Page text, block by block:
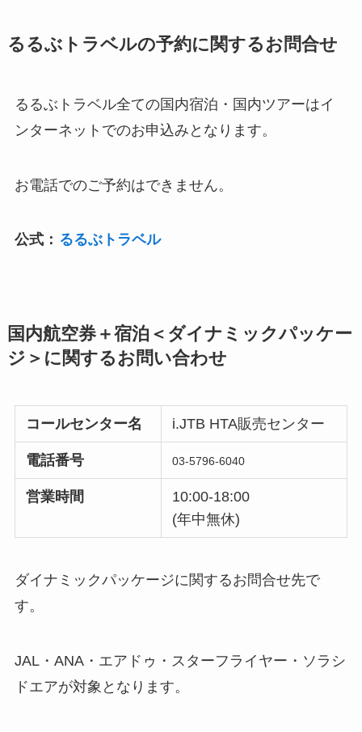
るるぶトラベルの予約に関するお問合せ
るるぶトラベル全ての国内宿泊・国内ツアーはイ
ンターネットでのお申込みとなります。
お電話でのご予約はできません。
公式： るるぶトラベル
国内航空券＋宿泊＜ダイナミックパッケー
ジ＞に関するお問い合わせ
コールセンター名 i.JTB HTA販売センター
電話番号 03-5796-6040
営業時間
10:00-18:00
(年中無休)
ダイナミックパッケージに関するお問合せ先で
す。
JAL・ANA・エアドゥ・スターフライヤー・ソラシ
ドエアが対象となります。